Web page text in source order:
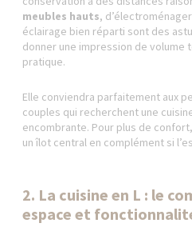
meubles hauts,
éclairage bien réparti sont des
donner une impression de volume
pratique.
Elle conviendra parfaitement aux
couples qui recherchent une
encombrante. Pour plus de
un îlot central en complément si
2. La cuisine en L : le
espace et